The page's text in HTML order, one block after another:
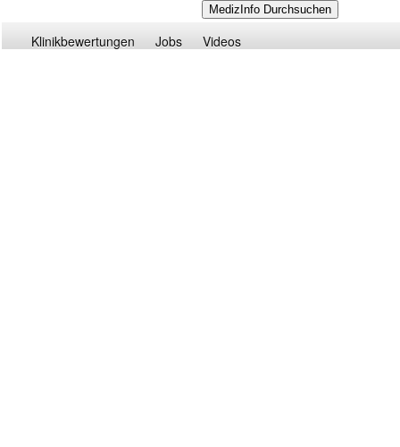
Klinikbewertungen Jobs Videos